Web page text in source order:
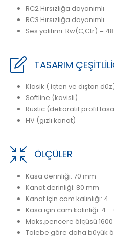
RC2 Hırsızlığa dayanımlı
RC3 Hırsızlığa dayanımlı
Ses yalıtımı: Rw(C;Ctr) =
TASARIM
Klasik ( içten ve dıştan
Softline (kavisli)
Rustic (dekoratif profil
HV (gizli kanat)
ÖLÇÜLER
Kasa derinliği: 70 mm
Kanat derinliği: 80 mm
Kanat için cam kalınlığı: 4
Kasa için cam kalınlığı: 4
Maks.pencere ölçüsü
Talebe göre daha büyük